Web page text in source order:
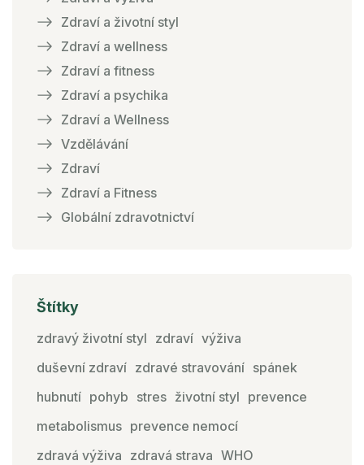
Zdraví a životní styl
Zdraví a wellness
Zdraví a fitness
Zdraví a psychika
Zdraví a Wellness
Vzdělávání
Zdraví
Zdraví a Fitness
Globální zdravotnictví
Štítky
zdravý životní styl zdraví výživa
duševní zdraví zdravé stravování spánek
hubnutí pohyb stres životní styl prevence
metabolismus prevence nemocí
zdravá výživa zdravá strava WHO